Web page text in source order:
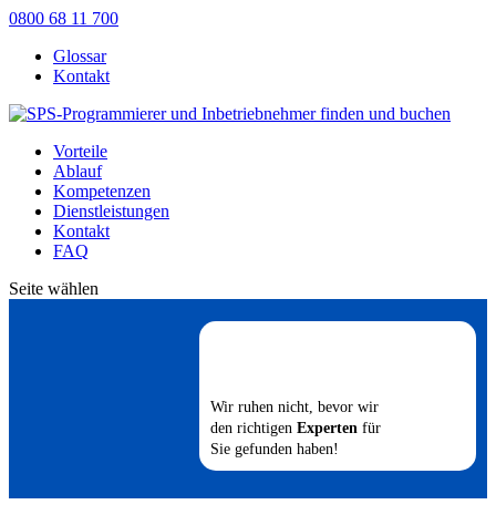
0800 68 11 700
Glossar
Kontakt
Vorteile
Ablauf
Kompetenzen
Dienstleistungen
Kontakt
FAQ
Seite wählen
Wir ruhen nicht, bevor wir
den richtigen Experten für
Sie gefunden haben!